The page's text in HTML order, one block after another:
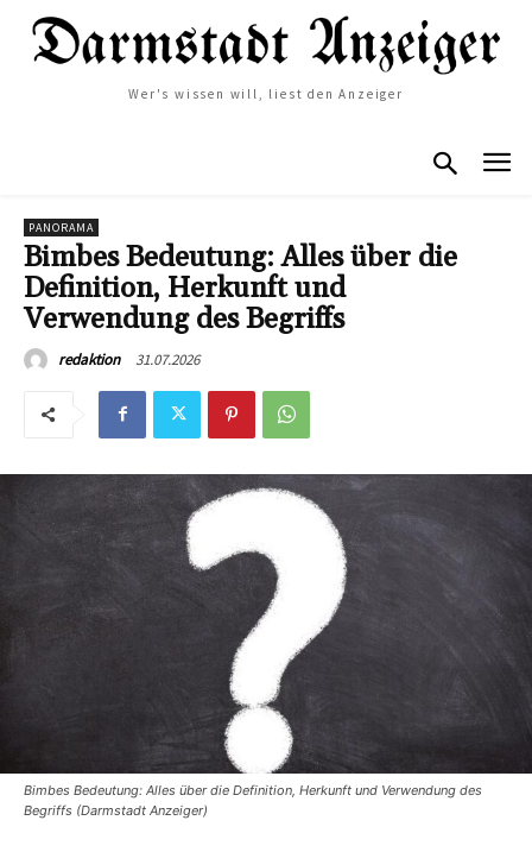
Wer's wissen will, liest den Anzeiger
PANORAMA
Bimbes Bedeutung: Alles über die
Definition, Herkunft und
Verwendung des Begriffs
redaktion 31.07.2026
Bimbes Bedeutung: Alles über die Definition, Herkunft und Verwendung des
Begriffs (Darmstadt Anzeiger)